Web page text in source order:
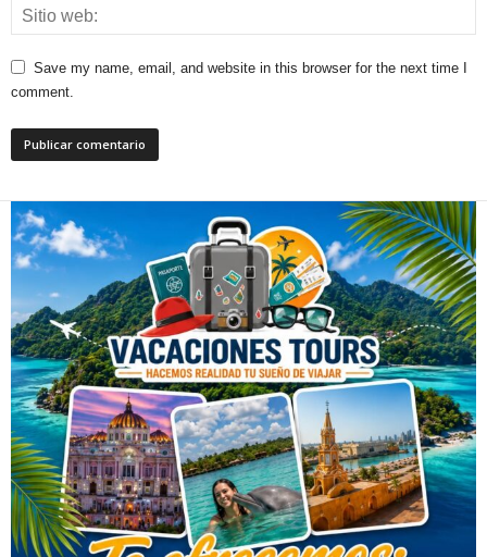
Save my name, email, and website in this browser for the next time I
comment.